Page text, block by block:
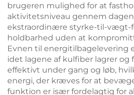
brugeren mulighed for at
aktivitetsniveau gennem
ekstraordinære styrke-til-vægt-
holdbarhed uden at
Evnen til energitilbagelevering
idet lagene af kulfiber lagrer og
effektivt under gang og løb,
energi, der kræves for at
funktion er især fordelagtig for